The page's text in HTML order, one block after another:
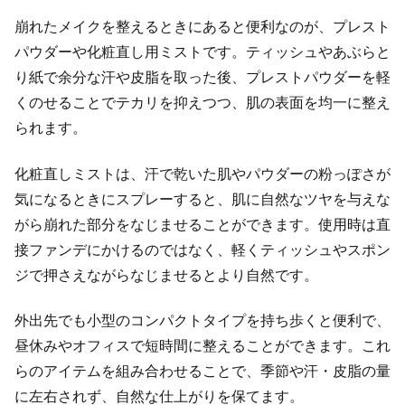
崩れたメイクを整えるときにあると便利なのが、プレスト
パウダーや化粧直し用ミストです。ティッシュやあぶらと
り紙で余分な汗や皮脂を取った後、プレストパウダーを軽
くのせることでテカリを抑えつつ、肌の表面を均一に整え
られます。
化粧直しミストは、汗で乾いた肌やパウダーの粉っぽさが
気になるときにスプレーすると、肌に自然なツヤを与えな
がら崩れた部分をなじませることができます。使用時は直
接ファンデにかけるのではなく、軽くティッシュやスポン
ジで押さえながらなじませるとより自然です。
外出先でも小型のコンパクトタイプを持ち歩くと便利で、
昼休みやオフィスで短時間に整えることができます。これ
らのアイテムを組み合わせることで、季節や汗・皮脂の量
に左右されず、自然な仕上がりを保てます。